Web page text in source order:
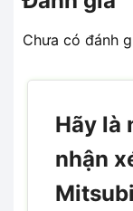
Chưa có đánh
Hãy là
nhận